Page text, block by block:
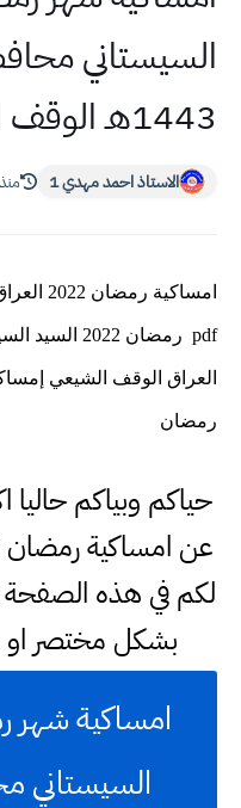
السيستاني
1443هـ الوقف الشيعي
الاستاذ احمد مهدي 1 منذ 4 سنة
رمضان
حياكم وبياكم حاليا
لكم في هذه الصفحة
بشكل مختصر
السيستاني